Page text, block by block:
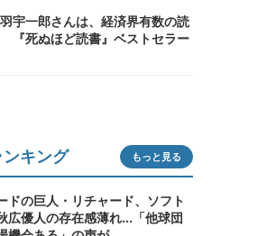
宇一郎さんは、経済界有数の読
『死ぬほど読書』ベストセラー
キング もっと見る
ドの巨人・リチャード、ソフト
広優人の存在感薄れ...「他球団